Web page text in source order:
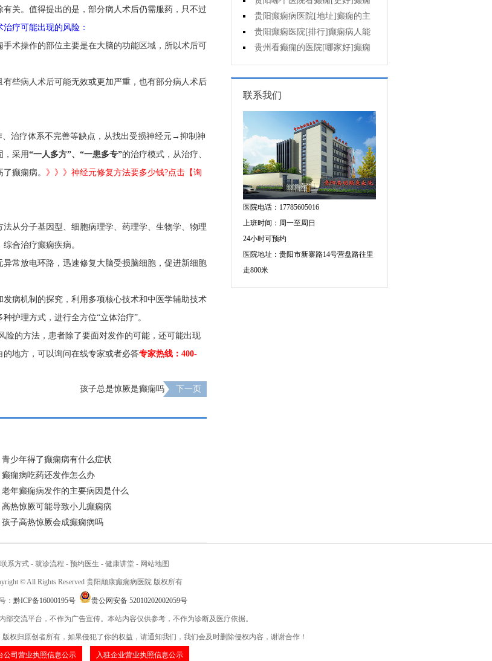
关。值得提出的是，部分病人术后仍需服药，只不过
疗可能出现的风险：
术操作的部位主要是在大脑的功能区域，所以术后可
些病人术后可能无效或更加严重，也有部分病人术后
治疗体系不完善等缺点，从找出受损神经元→抑制神
采用“一人多方”、“一患多专”的治疗模式，从治疗、
癫痫病。 》》》神经元修复方法要多少钱?点击【询
法从分子基因型、细胞病理学、药理学、生物学、物理
合治疗癫痫疾病。
异常放电环路，迅速修复大脑受损脑细胞，促进新细胞
发病机制的探究，利用多项核心技术和中医学辅助技术
护理方式，进行全方位“立体治疗”。
险的方法，患者除了要面对发作的可能，还可能出现
地方，可以询问在线专家或者必答专家热线：400-
孩子总是惊厥是癫痫吗 下一页
青少年得了癫痫病有什么症状
癫痫病吃药还发作怎么办
老年癫痫病发作的主要病因是什么
高热惊厥可能导致小儿癫痫病
孩子高热惊厥会成癫痫病吗
发作有什么症状表现?
贵阳癫痫病医院[地址]癫痫的主
要症状是什么?
贵阳癫痫医院[排行]癫痫病人能
熬夜吗?
贵州看癫痫的医院[哪家好]癫痫
的三大类原因?
联系我们
医院电话：17785605016
上班时间：周一至周日
24小时可预约
医院地址：贵阳市新寨路14号营盘路往里
走800米
联系方式 - 就诊流程 - 预约医生 - 健康讲堂 - 网站地图
© All Rights Reserved 贵阳颠康癫痫病医院 版权所有
： 黔ICP备16000195号 贵公网安备 52010202002059号
部交流平台，不作为广告宣传。本站内容仅供参考，不作为诊断及医疗依据。
权归原创者所有，如果侵犯了你的权益，请通知我们，我们会及时删除侵权内容，谢谢合作！
公司营业执照信息公示 入驻企业营业执照信息公示